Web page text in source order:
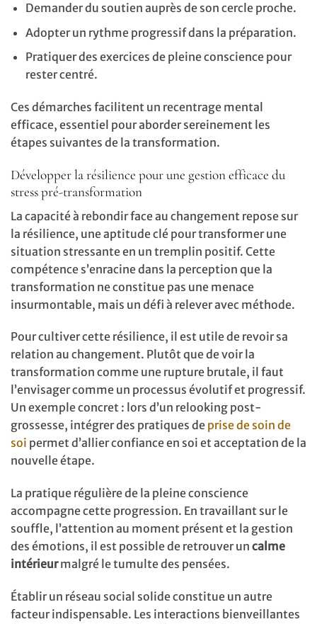
Demander du soutien auprès de son cercle proche.
Adopter un rythme progressif dans la préparation.
Pratiquer des exercices de pleine conscience pour
rester centré.
Ces démarches facilitent un recentrage mental
efficace, essentiel pour aborder sereinement les
étapes suivantes de la transformation.
Développer la résilience pour une gestion efficace du
stress pré-transformation
La capacité à rebondir face au changement repose sur
la résilience, une aptitude clé pour transformer une
situation stressante en un tremplin positif. Cette
compétence s’enracine dans la perception que la
transformation ne constitue pas une menace
insurmontable, mais un défi à relever avec méthode.
Pour cultiver cette résilience, il est utile de revoir sa
relation au changement. Plutôt que de voir la
transformation comme une rupture brutale, il faut
l’envisager comme un processus évolutif et progressif.
Un exemple concret : lors d’un relooking post-
grossesse, intégrer des pratiques de prise de soin de
soi permet d’allier confiance en soi et acceptation de la
nouvelle étape.
La pratique régulière de la pleine conscience
accompagne cette progression. En travaillant sur le
souffle, l’attention au moment présent et la gestion
des émotions, il est possible de retrouver un calme
intérieurmalgré le tumulte des pensées.
Établir un réseau social solide constitue un autre
facteur indispensable. Les interactions bienveillantes